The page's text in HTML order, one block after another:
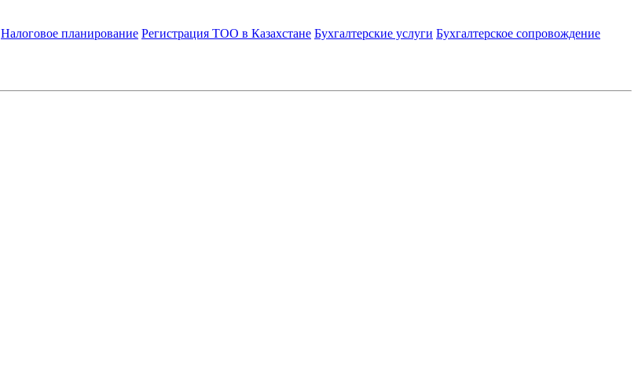
Налоговое планирование Регистрация ТОО в Казахстане Бухгалтерские услуги Бухгалтерское сопровождение